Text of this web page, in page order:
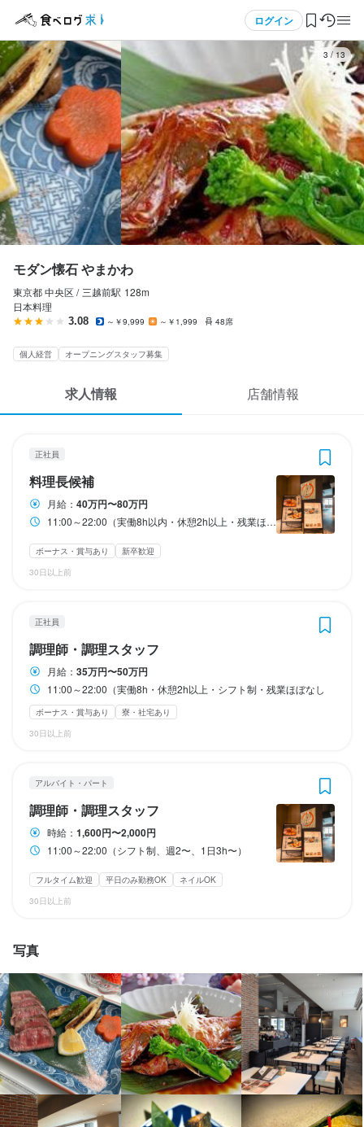
ログイン
ログイン・無料会員登録
食べログ求人TOP
求人検索
マイページ管理
気になる求人
検索履歴・保存した条件
ヘルプ・お問い合わせフォーム
掲載をご検討の店舗様へ
食べログ求人PRESS
プライバシーポリシー
3 /13
モダン懐石 やまかわ
東京都 中央区 / 三越前駅 128m
日本料理
3.08 ～￥9,999 ～￥1,999 48席
個人経営 オープニングスタッフ募集
求人情報 店舗情報
正社員
料理長候補
月給： 40万円〜80万円
11:00～22:00（実働8h以内・休憩2h以上・残業ほなし）
ボーナス・賞与あり
新卒歓迎
30日以上前
正社員
調理師・調理スタッフ
月給： 35万円〜50万円
11:00～22:00（実働8h・休憩2h以上・シフト制・残業ほぼなし
ボーナス・賞与あり
寮・社宅あり
30日以上前
アルバイト・パート
調理師・調理スタッフ
時給： 1,600円〜2,000円
11:00～22:00（シフト制、週2〜、1日3h〜）
フルタイム歓迎 平日のみ勤務OK
ネイルOK
30日以上前
写真
料理長候補
料理長候補
休日・休暇
待遇
・契約期間の定めなし
・社会保険完備（厚生年金、雇用保険、健康保険、労災保険）
・受動喫煙防止措置：屋内原則禁煙（喫煙専用室あり）
・独立支援制度あり
ひげOK
特徴
学歴不問 未経験者歓迎 独立希望者歓迎 新卒歓迎
第二新卒歓迎
フリーター歓迎
女性活躍中 ブランクOK
オープニングスタッフ募集
駅チカ(徒歩5分以内)
個人経営(2店舗以内)
スタッフの平均年齢20代
応募者全員と面接
面接1回
応募画面へ進む
正社員 モダン懐石 やまかわ
調理師・調理スタッフ
調理師・調理スタッフ
月給350,000円〜500,000円
ボーナス・賞与あり 昇給あり 寮・社宅あり(住み込み)
交通費支給
インセンティブあり
試用期間
試用期間1ヶ月同条件
固定残業代
残業ほぼなし
給与補足
11:00～22:00（実働8h・休憩2h以上・シフト制・残業ほぼなし
終電考慮あり 時短社員制度あり
休日・休暇
隔週2日制、連休取得可
待遇
・契約期間の定めなし
・社会保険完備（厚生年金、雇用保険、健康保険、労災保険）
・受動喫煙防止措置：屋内原則禁煙（喫煙専用室あり）
・独立支援制度あり
特徴
未経験者歓迎 独立希望者歓迎 オープニングスタッフ募集
駅チカ(徒歩5分以内)
【調理スタッフ】
開店前の仕込み、料理の調理、盛り付け、洗い場などの調理業務
全般をお任せします。
将来的には、料理長候補として、仕入れ、食材管理、メニュー開
発、他の調理スタッフへの指導・育成などの業務もお任せしま
す。
応募画面へ進む
調理師・調理スタッフ
調理師・調理スタッフ
試用期間1ヶ月同条件
給与補足
昇給随時あり
勤務時間
ランチタイムのみ勤務OK
固定シフト制(決まった時間・曜日に働ける)
自由シフト制(毎回、時間・曜日を選べる)
休日・休暇
2週間ごとのシフト制
待遇
・契約期間の定めなし
・受動喫煙防止措置：屋内原則禁煙（喫煙専用室あり）
・独立支援制度あり
まかない・食事補助あり 制服貸与
研修制度あり
社内イベントあり(旅行、BBQ等)
社員登用制度あり 独立支援制度あり
髪型自由
ひげOK
ネイルOK ピアスOK
応募画面へ進む